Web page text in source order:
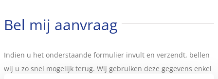
Bel mij aanvraag
Indien u het onderstaande formulier invult en verzendt, bellen
wij u zo snel mogelijk terug. Wij gebruiken deze gegevens enkel